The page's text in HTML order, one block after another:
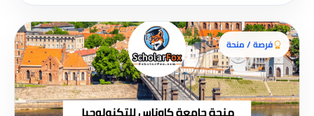
فرصة / منحة